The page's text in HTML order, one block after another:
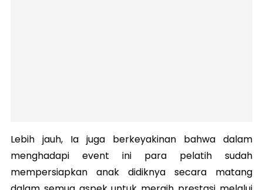
Lebih jauh, Ia juga berkeyakinan bahwa dalam
menghadapi event ini para pelatih sudah
mempersiapkan anak didiknya secara matang